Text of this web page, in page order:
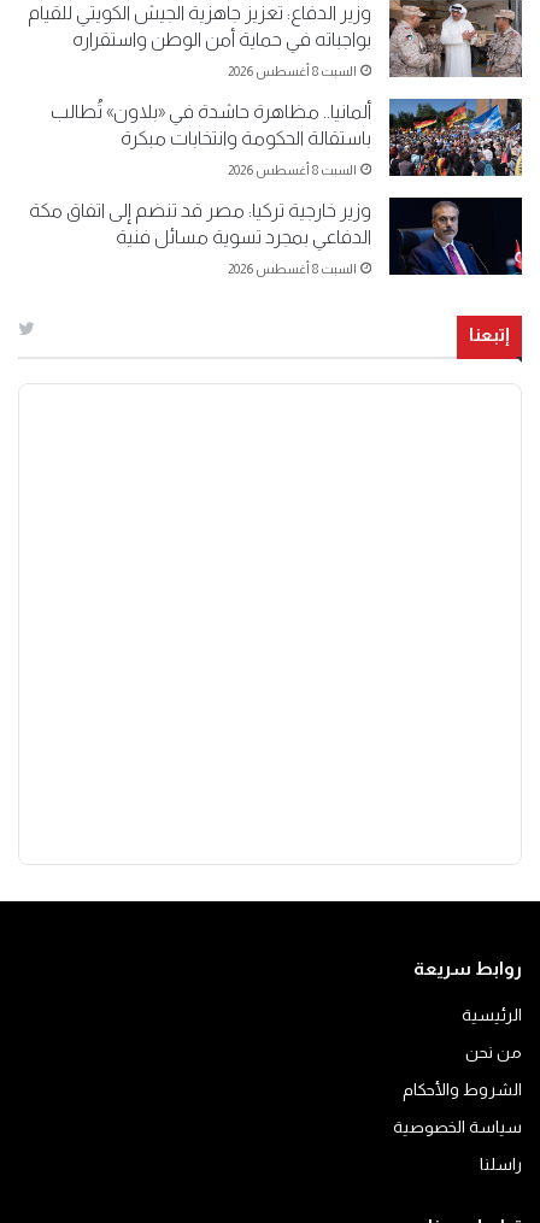
وزير الدفاع: تعزيز جاهزية الجيش الكويتي للقيام
بواجباته في حماية أمن الوطن واستقراره
السبت 8 أغسطس 2026
ألمانيا.. مظاهرة حاشدة في «بلاون» تُطالب
باستقالة الحكومة وانتخابات مبكرة
السبت 8 أغسطس 2026
وزير خارجية تركيا: مصر قد تنضم إلى اتفاق مكة
الدفاعي بمجرد تسوية مسائل فنية
السبت 8 أغسطس 2026
إتبعنا
روابط سريعة
الرئيسية
من نحن
الشروط والأحكام
سياسة الخصوصية
راسلنا